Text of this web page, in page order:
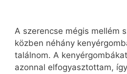
A szerencse mégis mellém
közben néhány
találnom. A
azonnal elfogyasztottam,